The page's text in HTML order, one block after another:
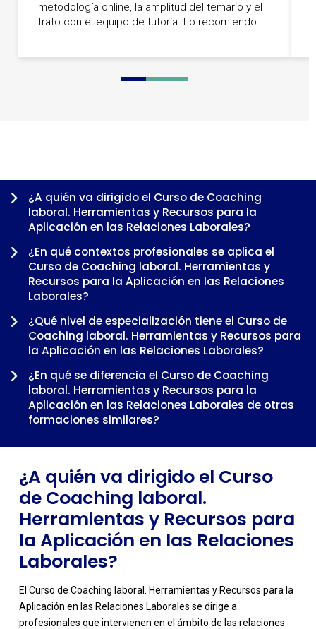
metodología online, la amplitud del temario y el
trato con el equipo de tutoría. Lo recomiendo.
0 1 2 3 4 5
¿A quién va dirigido el Curso de Coaching
laboral. Herramientas y Recursos para la
Aplicación en las Relaciones Laborales?
¿En qué contextos profesionales se aplica el
Curso de Coaching laboral. Herramientas y
Recursos para la Aplicación en las Relaciones
Laborales?
¿Qué nivel de especialización tiene el Curso de
Coaching laboral. Herramientas y Recursos para
la Aplicación en las Relaciones Laborales?
¿En qué se diferencia el Curso de Coaching
laboral. Herramientas y Recursos para la
Aplicación en las Relaciones Laborales de otras
formaciones similares?
¿Cuándo tiene sentido cursar el Curso de
la Aplicación en las Relaciones Laborales dentro
de una trayectoria profesional?
¿A quién va dirigido el Curso
de Coaching laboral.
Herramientas y Recursos para
la Aplicación en las Relaciones
Laborales?
El Curso de Coaching laboral. Herramientas y Recursos para la
Aplicación en las Relaciones Laborales se dirige a
profesionales que intervienen en el ámbito de las relaciones